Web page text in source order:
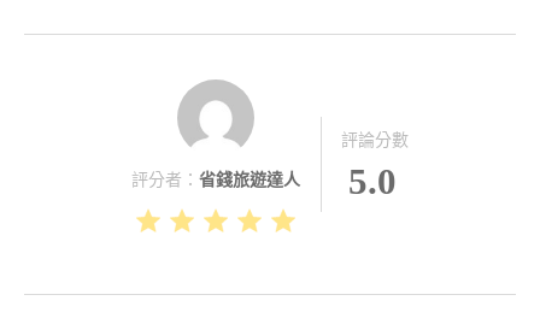
評分者： 省錢旅遊達人
評論分數
5.0